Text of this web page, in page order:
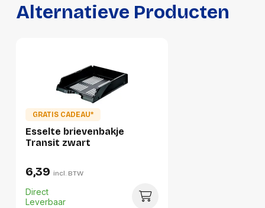
Lengte:
390 millimeter
Gewicht:
Alternatieve Producten
GRATIS CADEAU*
Esselte brievenbakje
Transit zwart
6,39 incl. BTW
Direct
Leverbaar